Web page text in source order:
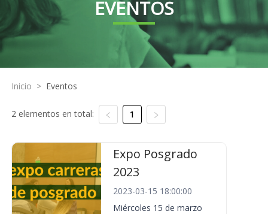
EVENTOS
Inicio > Eventos
2 elementos en total: 1
Expo Posgrado
2023
2023-03-15 18:00:00
Miércoles 15 de marzo